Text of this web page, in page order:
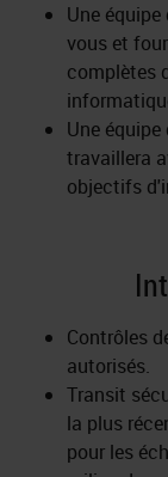
Une
vous et
complètes
Une
travaillera
objectifs
Contrôles
autorisés.
Transit
la plus
pour les